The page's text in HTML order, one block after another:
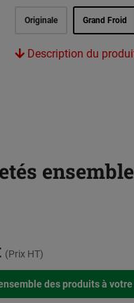
Originale Grand Froid
Description du
ensemble
(Prix HT)